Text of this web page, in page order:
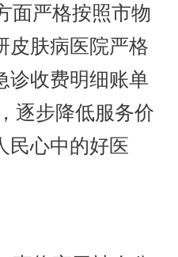
面严格按照市物
皮肤病医院严格
诊收费明细账单
逐步降低服务价
民心中的好医